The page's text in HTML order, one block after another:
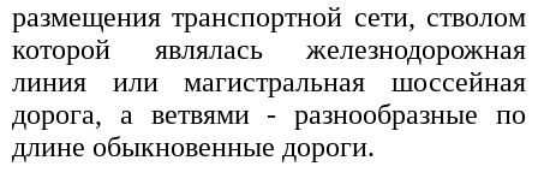
размещения транспортной сети, стволом
которой являлась железнодорожная
линия или магистральная шоссейная
дорога, а ветвями - разнообразные по
длине обыкновенные дороги.